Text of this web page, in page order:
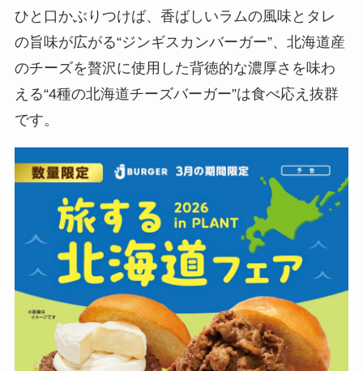
ひと口かぶりつけば、香ばしいラムの風味とタレ
の旨味が広がる“ジンギスカンバーガー”、北海道産
のチーズを贅沢に使用した背徳的な濃厚さを味わ
える“4種の北海道チーズバーガー”は食べ応え抜群
です。